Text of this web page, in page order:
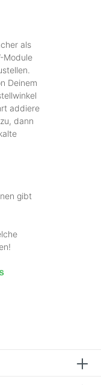
als
Module
Deinem
addiere
dann
gibt